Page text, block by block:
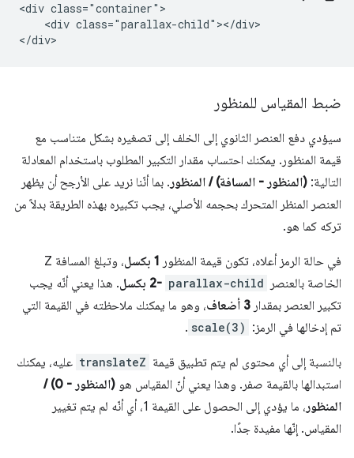
<div class="container">
    <div class="parallax-child"></div>
ضبط المقياس للمنظور
سيؤدي دفع العنصر الثانوي إلى الخلف إلى تصغيره بشكل متناسب مع
قيمة المنظور. يمكنك احتساب مقدار التكبير المطلوب باستخدام المعادلة
التالية: (المنظور - المسافة) / المنظور . بما أنّنا نريد على الأرجح أن يظهر
العنصر المنظر المتحرك بحجمه الأصلي، يجب تكبيره بهذه الطريقة بدلاً من
تركه كما هو.
في حالة الرمز أعلاه، تكون قيمة المنظور 1 بكسل
، وتبلغ المسافة Z
الخاصة بالعنصر
parallax-child -2 بكسل
. هذا يعني أنّه يجب
تكبير العنصر بمقدار 3 أضعاف
، وهو ما يمكنك ملاحظته في القيمة التي
تم إدخالها في الرمز: scale(3)
.
بالنسبة إلى أي محتوى لم يتم تطبيق قيمة translateZ عليه، يمكنك
استبدالها بالقيمة صفر. وهذا يعني أنّ المقياس هو
(المنظور - 0) /
المنظور
، ما يؤدي إلى الحصول على القيمة 1، أي أنّه لم يتم تغيير
المقياس. إنّها مفيدة جدًا.